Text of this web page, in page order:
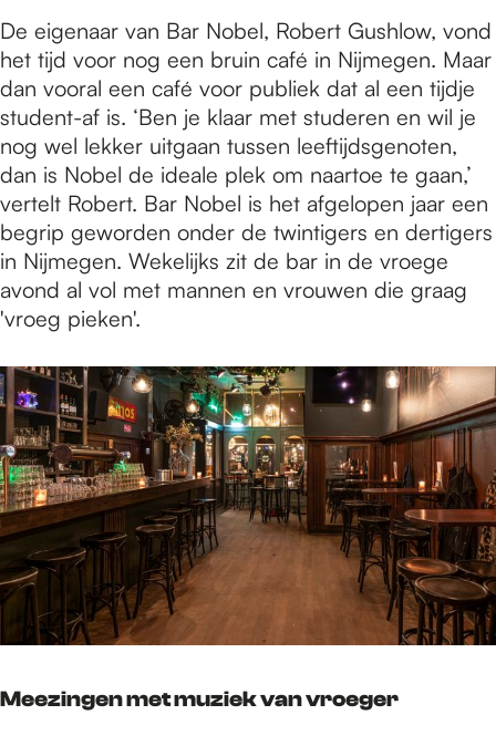
De eigenaar van Bar Nobel, Robert Gushlow, vond
het tijd voor nog een bruin café in Nijmegen. Maar
dan vooral een café voor publiek dat al een tijdje
student-af is. ‘Ben je klaar met studeren en wil je
nog wel lekker uitgaan tussen leeftijdsgenoten,
dan is Nobel de ideale plek om naartoe te gaan,’
vertelt Robert. Bar Nobel is het afgelopen jaar een
begrip geworden onder de twintigers en dertigers
in Nijmegen. Wekelijks zit de bar in de vroege
avond al vol met mannen en vrouwen die graag
'vroeg pieken'.
Meezingen met muziek van vroeger